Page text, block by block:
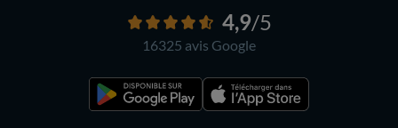
4,9/5
16325 avis Google